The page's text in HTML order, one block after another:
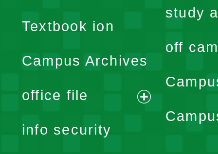
menu
Textbook ion
Campus Archives
office file
expand
info security
study
off